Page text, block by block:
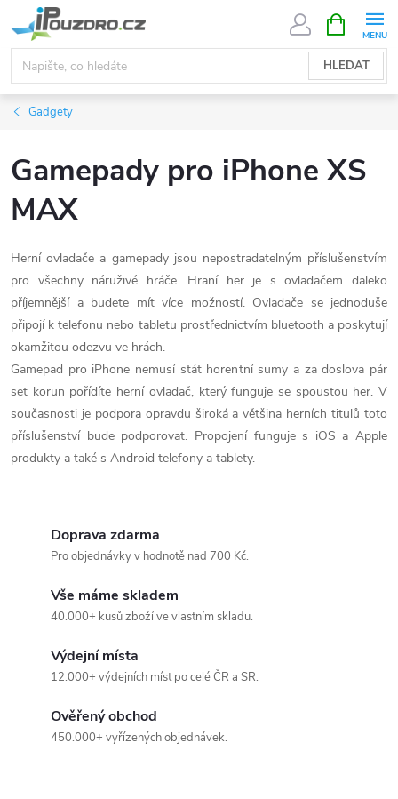
na
obsah
HLEDAT
NÁKUPNÍ
KOŠÍK
Gadgety
Gamepady pro iPhone XS
MAX
Herní ovladače a gamepady jsou nepostradatelným příslušenstvím
pro všechny náruživé hráče. Hraní her je s ovladačem daleko
příjemnější a budete mít více možností. Ovladače se jednoduše
připojí k telefonu nebo tabletu prostřednictvím bluetooth a poskytují
okamžitou odezvu ve hrách.
Gamepad pro iPhone nemusí stát horentní sumy a za doslova pár
set korun pořídíte herní ovladač, který funguje se spoustou her. V
současnosti je podpora opravdu široká a většina herních titulů toto
příslušenství bude podporovat. Propojení funguje s iOS a Apple
produkty a také s Android telefony a tablety.
Doprava zdarma
Pro objednávky v hodnotě nad 700 Kč.
Vše máme skladem
40.000+ kusů zboží ve vlastním skladu.
Výdejní místa
12.000+ výdejních míst po celé ČR a SR.
Ověřený obchod
450.000+ vyřízených objednávek.